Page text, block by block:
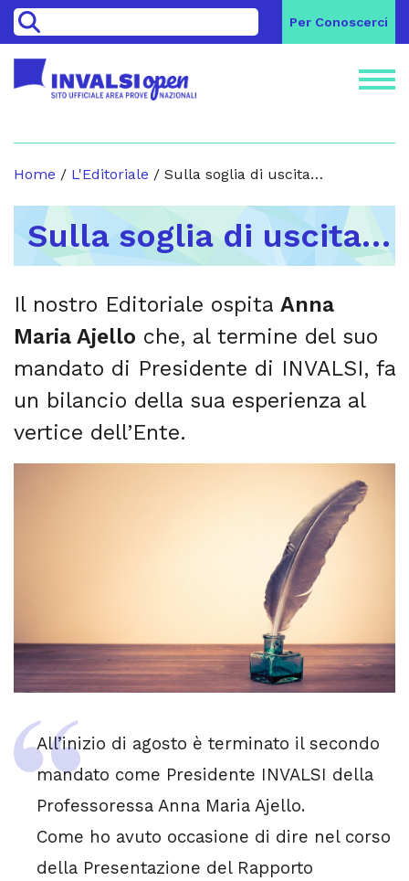
> Per Conoscerci
Home / L'Editoriale / Sulla soglia di uscita…
Sulla soglia di uscita…
Il nostro Editoriale ospita Anna
Maria Ajello che, al termine del suo
mandato di Presidente di INVALSI, fa
un bilancio della sua esperienza al
vertice dell’Ente.
All’inizio di agosto è terminato il secondo
mandato come Presidente INVALSI della
Professoressa Anna Maria Ajello.
Come ho avuto occasione di dire nel corso
della Presentazione del Rapporto